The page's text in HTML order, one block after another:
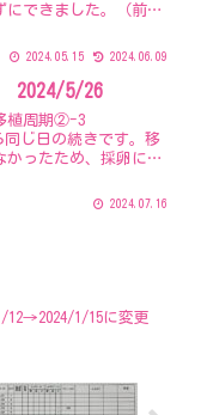
にできました。（前回
採血して結果が出るの
と説明。卵胞育ってく
2024.05.15 2024.06.09
2024/5/26
植周期②-3
じ日の続きです。移
かったため、採卵に変
すが、その日に採卵で
2024.07.16
1/15に変更